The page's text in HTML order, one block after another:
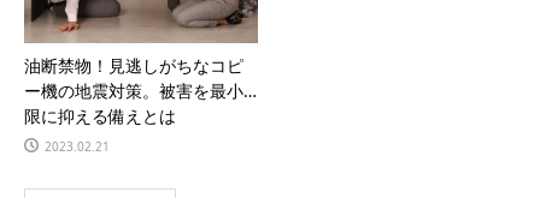
油断禁物！見逃しがちなコピ
ー機の地震対策。被害を最小
限に抑える備えとは
2023.02.21